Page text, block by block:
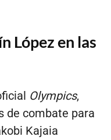
López en las
Olympics,
de combate para
Kajaia